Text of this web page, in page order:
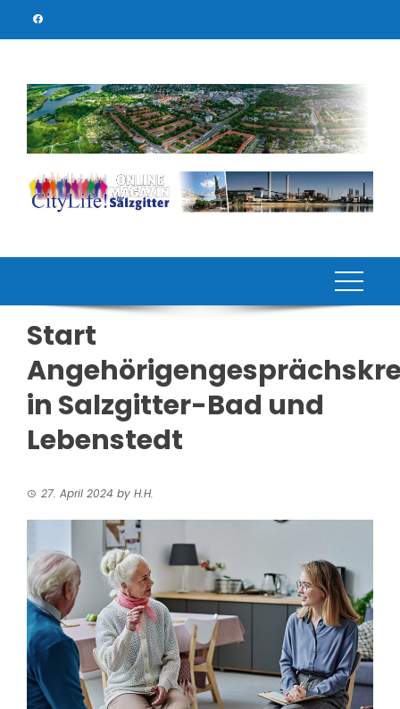
Start
in Salzgitter-Bad und
Lebenstedt
27. April 2024 by H.H.